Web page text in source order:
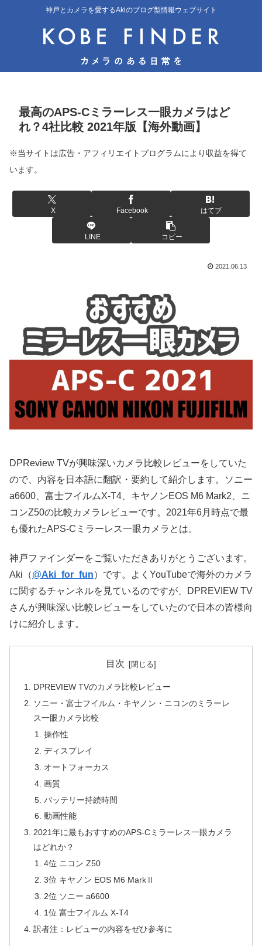
神戸とカメラを愛するAkiのブログ型情報ウェブサイト
最高のAPS-Cミラーレス一眼カメラはど
れ？4社比較 2021年版【海外動画】
※当サイトは広告・アフィリエイトプログラムにより収益を得て
います。
X Facebook はてブ
LINE コピー
2021.06.13
DPReview TVが興味深いカメラ比較レビューをしていた
ので、内容を日本語に翻訳・要約して紹介します。ソニー
a6600、富士フイルムX-T4、キヤノンEOS M6 Mark2、ニ
コンZ50の比較カメラレビューです。2021年6月時点で最
も優れたAPS-Cミラーレス一眼カメラとは。
神戸ファインダーをご覧いただきありがとうございます。
Aki（@Aki_for_fun）です。よくYouTubeで海外のカメラ
に関するチャンネルを見ているのですが、DPREVIEW TV
さんが興味深い比較レビューをしていたので日本の皆様向
けに紹介します。
目次
DPREVIEW TVのカメラ比較レビュー
ソニー・富士フイルム・キヤノン・ニコンのミラーレ
ス一眼カメラ比較
操作性
ディスプレイ
オートフォーカス
画質
バッテリー持続時間
動画性能
2021年に最もおすすめのAPS-Cミラーレス一眼カメラ
はどれか？
4位 ニコン Z50
3位 キヤノン EOS M6 MarkⅡ
2位 ソニー a6600
1位 富士フイルム X-T4
訳者注：レビューの内容をぜひ参考に